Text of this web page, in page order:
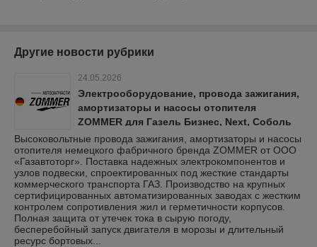
Другие новости рубрики
24.05.2026
Электрооборудование, провода зажигания,
амортизаторы и насосы отопителя
ZOMMER для Газель Бизнес, Next, Соболь
(с НДС 20%)
Высоковольтные провода зажигания, амортизаторы и насосы
отопителя немецкого фабричного бренда ZOMMER от ООО
«Газавтоторг». Поставка надежных электрокомпонентов и
узлов подвески, спроектированных под жесткие стандарты
коммерческого транспорта ГАЗ. Производство на крупных
сертифицированных автоматизированных заводах с жестким
контролем сопротивления жил и герметичности корпусов.
Полная защита от утечек тока в сырую погоду,
бесперебойный запуск двигателя в морозы и длительный
ресурс бортовых...